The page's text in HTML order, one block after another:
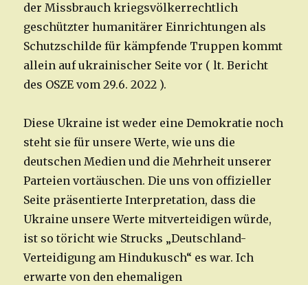
der Missbrauch kriegsvölkerrechtlich
geschützter humanitärer Einrichtungen als
Schutzschilde für kämpfende Truppen kommt
allein auf ukrainischer Seite vor ( lt. Bericht
des OSZE vom 29.6. 2022 ).
Diese Ukraine ist weder eine Demokratie noch
steht sie für unsere Werte, wie uns die
deutschen Medien und die Mehrheit unserer
Parteien vortäuschen. Die uns von offizieller
Seite präsentierte Interpretation, dass die
Ukraine unsere Werte mitverteidigen würde,
ist so töricht wie Strucks „Deutschland-
Verteidigung am Hindukusch“ es war. Ich
erwarte von den ehemaligen